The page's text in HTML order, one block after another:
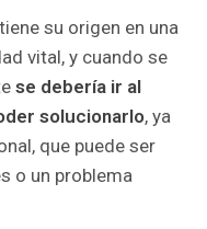
su origen en una
vital, y cuando se
se debería ir al
solucionarlo, ya
que puede ser
o un problema